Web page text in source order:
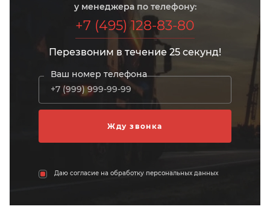
у менеджера по телефону:
+7 (495) 128-83-80
Перезвоним в течение 25 секунд!
Ваш номер телефона
Даю согласие на обработку персональных данных